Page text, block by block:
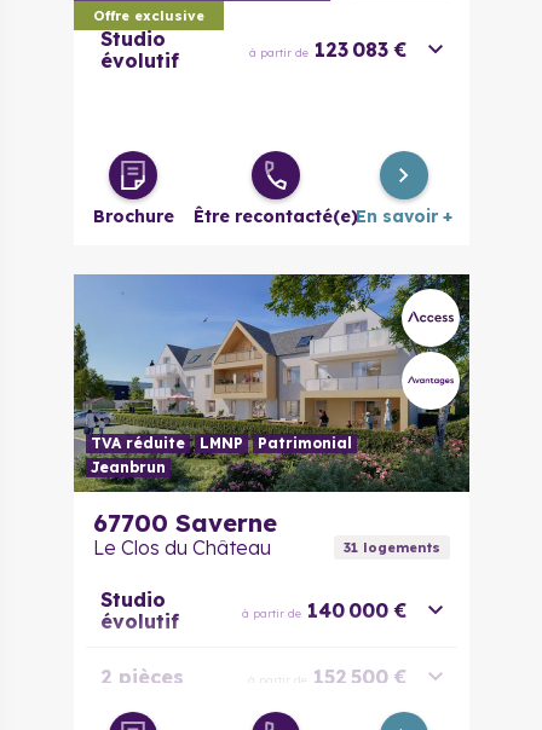
Offre exclusive
Studio
évolutif
à partir de 123 083 €
Brochure Être recontacté(e)En savoir +
TVA réduite LMNP
Patrimonial
Jeanbrun
67700 Saverne
Le Clos du Château 31logements
Studio
évolutif
à partir de 140 000 €
2 pièces à partir de 152 500 €